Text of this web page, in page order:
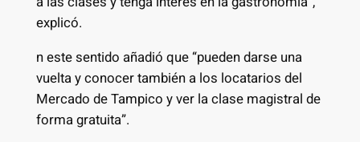
explicó.
n este sentido añadió que “pueden darse una
vuelta y conocer también a los locatarios del
Mercado de Tampico y ver la clase magistral de
forma gratuita”.